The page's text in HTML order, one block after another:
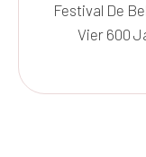
Festival De
Vier 600